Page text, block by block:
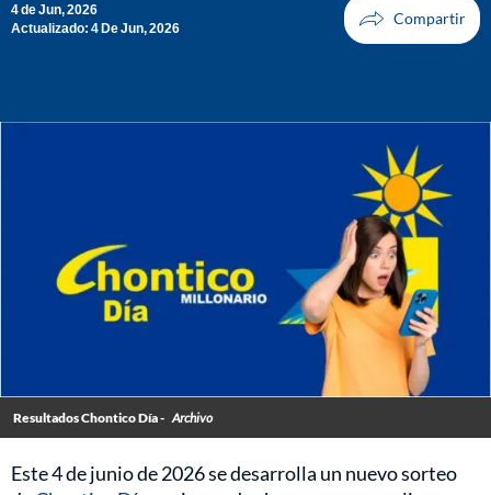
4 de Jun, 2026
Actualizado: 4 De Jun, 2026
Resultados Chontico Día - Archivo
Este 4 de junio de 2026 se desarrolla un nuevo sorteo